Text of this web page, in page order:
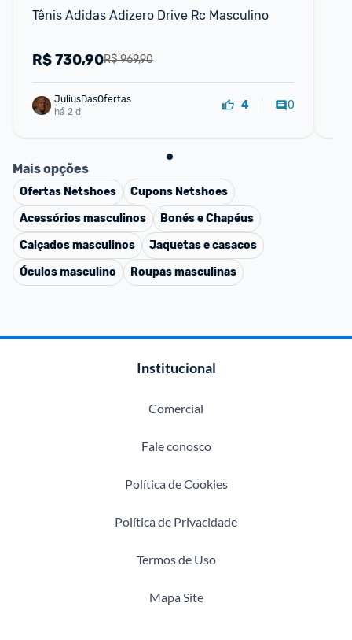
Tênis Adidas Adizero Drive Rc Masculino
R$ 969,90
R$730,90
JuliusDasOfertas
há 2 d
4 0
Mais opções
Ofertas Netshoes Cupons Netshoes
Acessórios masculinos
Bonés e Chapéus
Calçados masculinos
Jaquetas e casacos
Óculos masculino
Roupas masculinas
Institucional
Comercial
Fale conosco
Política de Cookies
Política de Privacidade
Termos de Uso
Mapa Site